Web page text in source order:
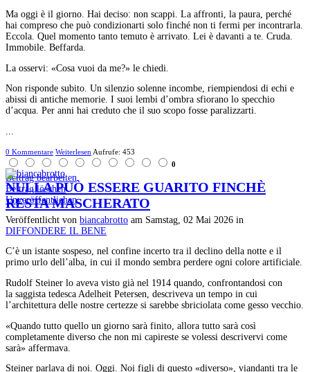
Ma oggi è il giorno. Hai deciso: non scappi. La affronti, la paura, perché
hai compreso che può condizionarti solo finché non ti fermi per incontrarla.
Eccola. Quel momento tanto temuto è arrivato. Lei è davanti a te. Cruda.
Immobile. Beffarda.
La osservi: «Cosa vuoi da me?» le chiedi.
Non risponde subito. Un silenzio solenne incombe, riempiendosi di echi e
abissi di antiche memorie. I suoi lembi d’ombra sfiorano lo specchio
d’acqua. Per anni hai creduto che il suo scopo fosse paralizzarti.
0 Kommentare Weiterlesen Aufrufe: 453
0
Beitrag bearbeiten
Beitrag löschen
Unveröffentlichen
NULLA PUÒ ESSERE GUARITO FINCHÈ
RESTA MASCHERATO
Veröffentlicht von biancabrotto am Samstag, 02 Mai 2026 in
DIFFONDERE IL BENE
C’è un istante sospeso, nel confine incerto tra il declino della notte e il
primo urlo dell’alba, in cui il mondo sembra perdere ogni colore artificiale.
Rudolf Steiner lo aveva visto già nel 1914 quando, confrontandosi con
la saggista tedesca Adelheit Petersen, descriveva un tempo in cui
l’architettura delle nostre certezze si sarebbe sbriciolata come gesso vecchio.
«Quando tutto quello un giorno sarà finito, allora tutto sarà così
completamente diverso che non mi capireste se volessi descrivervi come
sarà» affermava.
Steiner parlava di noi. Oggi. Noi figli di questo «diverso», viandanti tra le